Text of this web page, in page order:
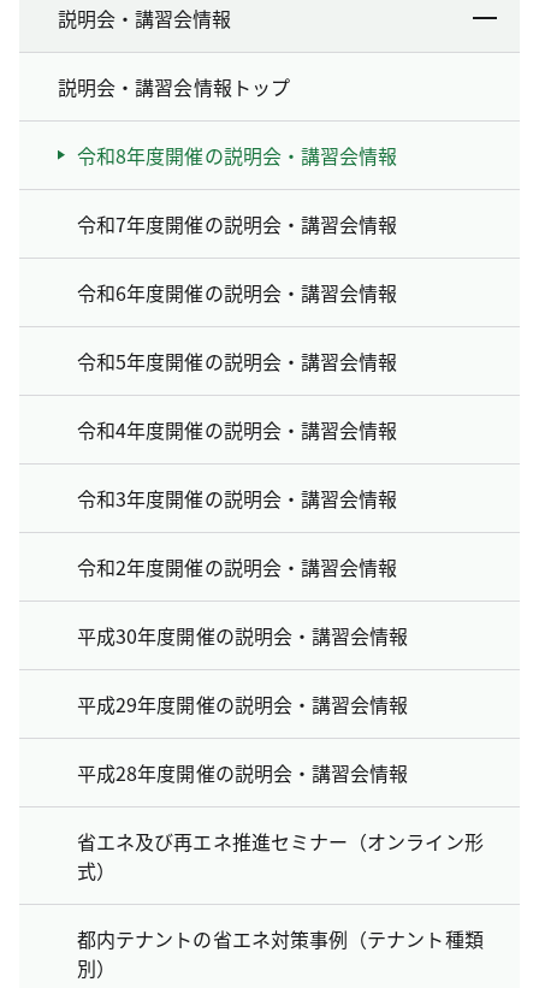
説明会・講習会情報
説明会・講習会情報トップ
令和8年度開催の説明会・講習会情報
令和7年度開催の説明会・講習会情報
令和6年度開催の説明会・講習会情報
令和5年度開催の説明会・講習会情報
令和4年度開催の説明会・講習会情報
令和3年度開催の説明会・講習会情報
令和2年度開催の説明会・講習会情報
平成30年度開催の説明会・講習会情報
平成29年度開催の説明会・講習会情報
平成28年度開催の説明会・講習会情報
省エネ及び再エネ推進セミナー（オンライン形
式）
都内テナントの省エネ対策事例（テナント種類
別）